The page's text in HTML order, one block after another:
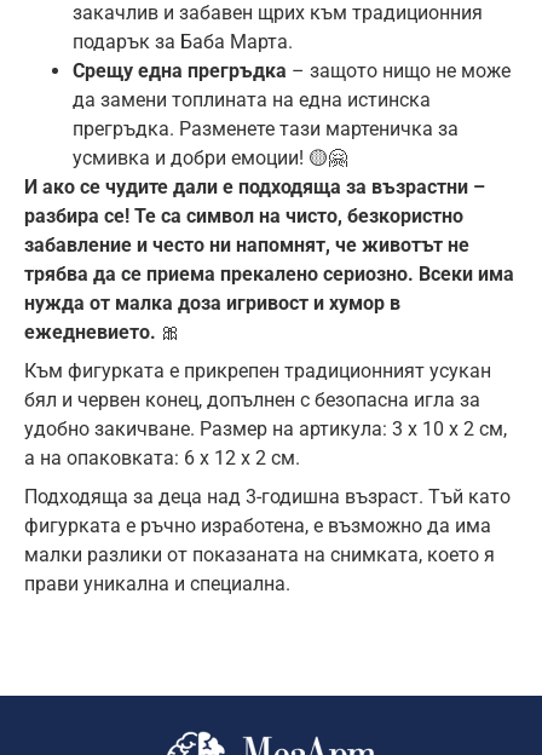
закачлив и забавен щрих към традиционния
подарък за Баба Марта.
Срещу една прегръдка – защото нищо не може
да замени топлината на една истинска
прегръдка. Разменете тази мартеничка за
усмивка и добри емоции! 🟡🤗
И ако се чудите дали е подходяща за възрастни –
разбира се! Те са символ на чисто, безкористно
забавление и често ни напомнят, че животът не
трябва да се приема прекалено сериозно. Всеки има
нужда от малка доза игривост и хумор в
ежедневието. 🎀
Към фигурката е прикрепен традиционният усукан
бял и червен конец, допълнен с безопасна игла за
удобно закичване. Размер на артикула: 3 x 10 x 2 см,
а на опаковката: 6 x 12 x 2 см.
Подходяща за деца над 3-годишна възраст. Тъй като
фигурката е ръчно изработена, е възможно да има
малки разлики от показаната на снимката, което я
прави уникална и специална.